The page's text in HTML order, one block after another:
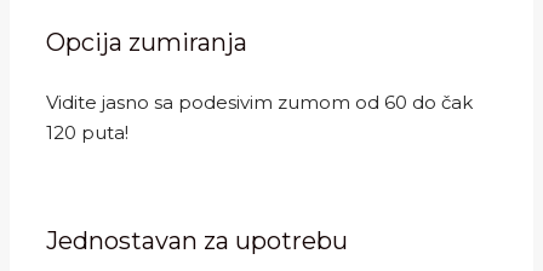
Opcija zumiranja
Vidite jasno sa podesivim zumom od 60 do čak
120 puta!
Jednostavan za upotrebu